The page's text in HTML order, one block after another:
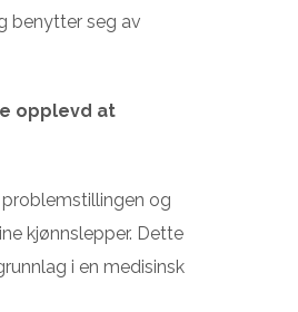
benytter seg av
opplevd at
og
kjønnslepper. Dette
i en medisinsk